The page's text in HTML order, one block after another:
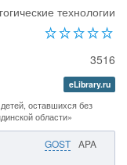
технологии
3516
eLibrary.ru
оставшихся без
области»
GOST APA